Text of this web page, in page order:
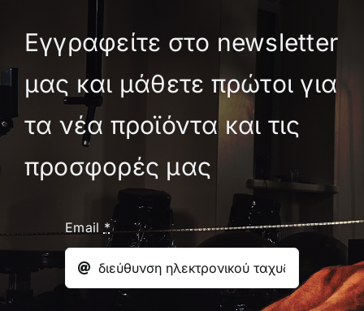
Εγγραφείτε στο newsletter
μας και μάθετε πρώτοι για
τα νέα προϊόντα και τις
προσφορές μας
Email *